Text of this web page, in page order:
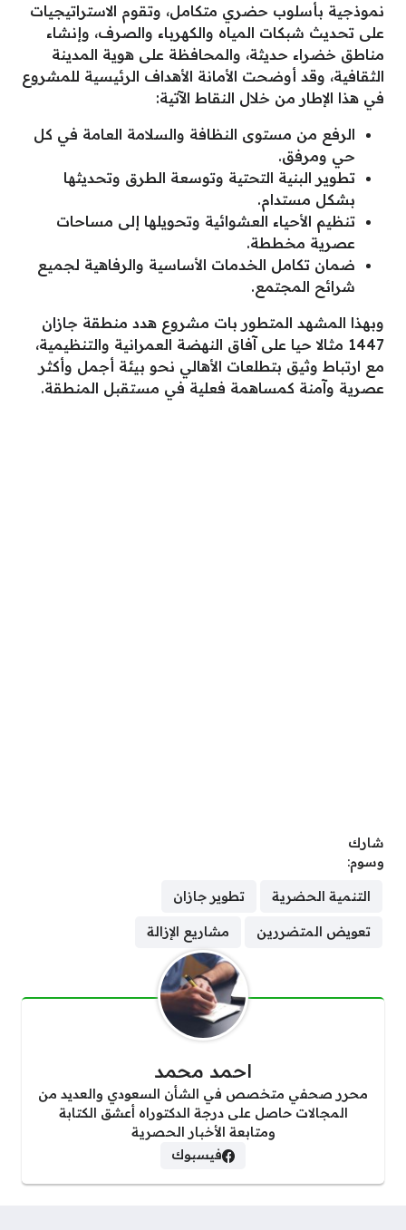
نموذجية بأسلوب حضري متكامل، وتقوم الاستراتيجيات
على تحديث شبكات المياه والكهرباء والصرف، وإنشاء
مناطق خضراء حديثة، والمحافظة على هوية المدينة
الثقافية، وقد أوضحت الأمانة الأهداف الرئيسية للمشروع
في هذا الإطار من خلال النقاط الآتية:
الرفع من مستوى النظافة والسلامة العامة في كل
حي ومرفق.
تطوير البنية التحتية وتوسعة الطرق وتحديثها
بشكل مستدام.
تنظيم الأحياء العشوائية وتحويلها إلى مساحات
عصرية مخططة.
ضمان تكامل الخدمات الأساسية والرفاهية لجميع
شرائح المجتمع.
وبهذا المشهد المتطور بات مشروع هدد منطقة جازان
1447 مثالا حيا على آفاق النهضة العمرانية والتنظيمية،
مع ارتباط وثيق بتطلعات الأهالي نحو بيئة أجمل وأكثر
عصرية وآمنة كمساهمة فعلية في مستقبل المنطقة.
شارك
وسوم:
التنمية الحضرية تطوير جازان
تعويض المتضررين مشاريع الإزالة
احمد محمد
محرر صحفي متخصص في الشأن السعودي والعديد من
المجالات حاصل على درجة الدكتوراه أعشق الكتابة
ومتابعة الأخبار الحصرية
فيسبوك